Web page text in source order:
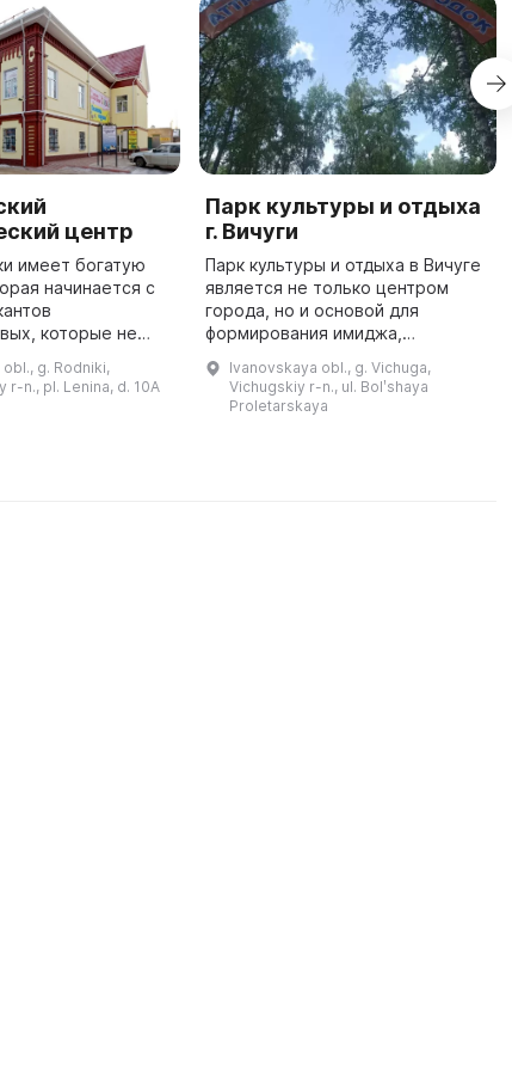
центр
имеет богатую
начинается с
которые не
меценатами.
их
g. Rodniki,
r-n., pl. Lenina, d. 10A
Парк культуры и отдыха
г. Вичуги
Парк культуры и отдыха в Вичуге
является не только центром
города, но и основой для
формирования имиджа,
цивилизованности, гордости и
привлекательности местных
Ivanovskaya obl., g. Vichuga,
Vichugskiy r-n., ul. Bolʹshaya
Proletarskaya